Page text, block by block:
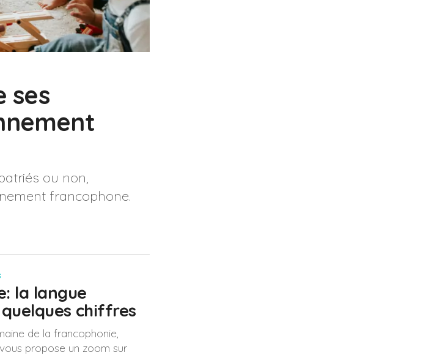
ses
ou non,
francophone.
la langue
chiffres
de la francophonie,
propose un zoom sur